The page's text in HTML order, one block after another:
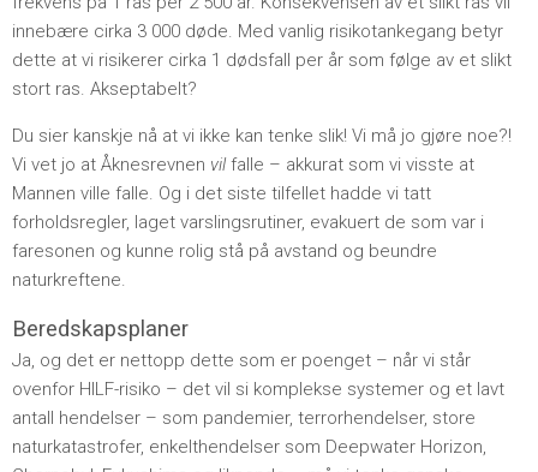
innebære cirka 3 000 døde. Med vanlig risikotankegang betyr
dette at vi risikerer cirka 1 dødsfall per år som følge av et slikt
stort ras. Akseptabelt?
Du sier kanskje nå at vi ikke kan tenke slik! Vi må jo gjøre noe?!
Vi vet jo at Åknesrevnen vilfalle – akkurat som vi visste at
Mannen ville falle. Og i det siste tilfellet hadde vi tatt
forholdsregler, laget varslingsrutiner, evakuert de som var i
faresonen og kunne rolig stå på avstand og beundre
naturkreftene.
Beredskapsplaner
Ja, og det er nettopp dette som er poenget – når vi står
ovenfor HILF-risiko – det vil si komplekse systemer og et lavt
antall hendelser – som pandemier, terrorhendelser, store
naturkatastrofer, enkelthendelser som Deepwater Horizon,